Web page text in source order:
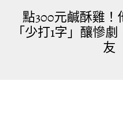
點300元鹹酥雞
「少打1字」釀慘
友